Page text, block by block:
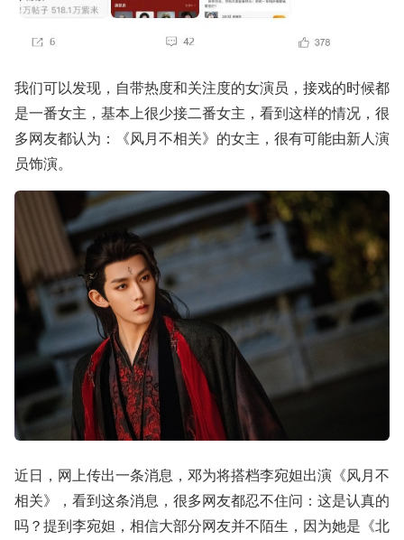
我们可以发现，自带热度和关注度的女演员，接戏的时候都
是一番女主，基本上很少接二番女主，看到这样的情况，很
多网友都认为：《风月不相关》的女主，很有可能由新人演
员饰演。
近日，网上传出一条消息，邓为将搭档李宛妲出演《风月不
相关》，看到这条消息，很多网友都忍不住问：这是认真的
吗？提到李宛妲，相信大部分网友并不陌生，因为她是《北